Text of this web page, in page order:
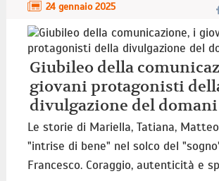
24 gennaio 2025
Giubileo della
giovani protagonisti
divulgazione del domani
Le storie di Mariella, Tatiana,
"intrise di bene" nel solco del
Francesco. Coraggio, autenticità e